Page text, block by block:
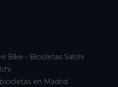
Bike - Bicicletas Salchi
en Madrid